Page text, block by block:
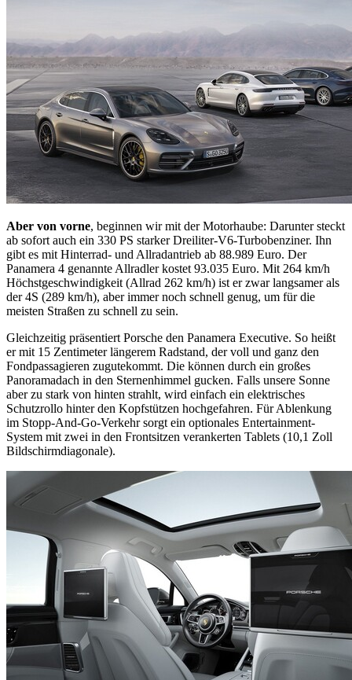
Aber von vorne, beginnen wir mit der Motorhaube: Darunter steckt
ab sofort auch ein 330 PS starker Dreiliter-V6-Turbobenziner. Ihn
gibt es mit Hinterrad- und Allradantrieb ab 88.989 Euro. Der
Panamera 4 genannte Allradler kostet 93.035 Euro. Mit 264 km/h
Höchstgeschwindigkeit (Allrad 262 km/h) ist er zwar langsamer als
der 4S (289 km/h), aber immer noch schnell genug, um für die
meisten Straßen zu schnell zu sein.
Gleichzeitig präsentiert Porsche den Panamera Executive. So heißt
er mit 15 Zentimeter längerem Radstand, der voll und ganz den
Fondpassagieren zugutekommt. Die können durch ein großes
Panoramadach in den Sternenhimmel gucken. Falls unsere Sonne
aber zu stark von hinten strahlt, wird einfach ein elektrisches
Schutzrollo hinter den Kopfstützen hochgefahren. Für Ablenkung
im Stopp-And-Go-Verkehr sorgt ein optionales Entertainment-
System mit zwei in den Frontsitzen verankerten Tablets (10,1 Zoll
Bildschirmdiagonale).